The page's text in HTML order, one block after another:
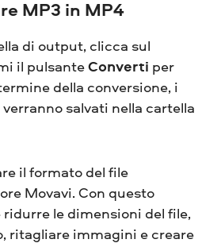
MP3 in MP4
di output, clicca sul
il pulsanteConverti per
della conversione, i
salvati nella cartella
il formato del file
Movavi. Con questo
le dimensioni del file,
ritagliare immagini e creare